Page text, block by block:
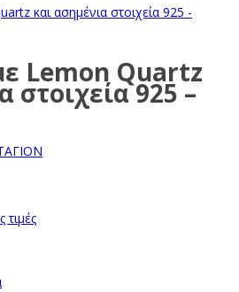
Lemon Quartz
στοιχεία 925 –
τιμές